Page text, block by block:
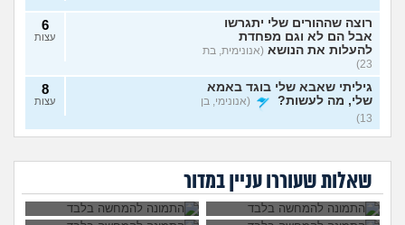
רוצה שההורים שלי יתגרשו
אבל הם לא וגם מפחדת
להעלות את הנושא (אנונימית, בת
23)
6
עצות
גיליתי שאבא שלי בוגד באמא
שלי, מה לעשות?
(אנונימי, בן
13)
8
עצות
אני חושדת שאח שלי עומד
29)
האם מה שאני מרגיש זה הגיוני
ותקין?
(לירון, בן 31)
8
שאלות שעוררו עניין במדור
אמא שלי פוגעת בי כי
לעולם. איך
להתמודד?
אמא שלי לוחצת עליי
כל אחת שיש לה
דופק, מה לעשות?
אמא שלי שונאת את
חברה שלי מה
לעשות?
אני אובססיבית לאמא
כבר